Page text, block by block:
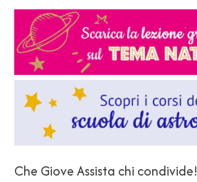
Che Giove Assista chi condivide!